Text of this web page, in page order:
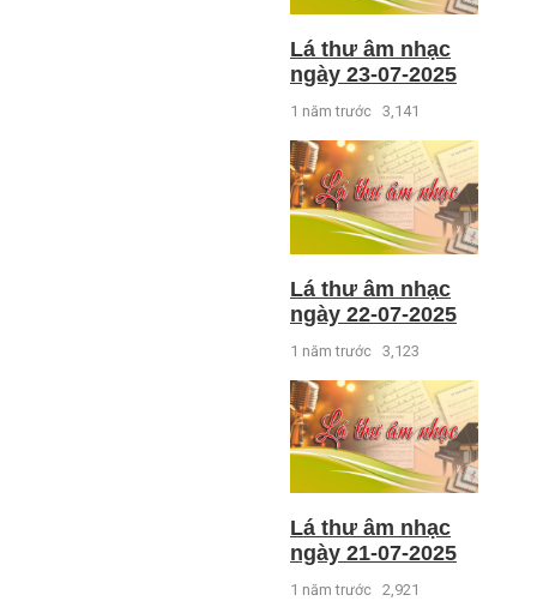
Lá thư âm nhạc
ngày 23-07-2025
1 năm trước 3,141
Lá thư âm nhạc
ngày 22-07-2025
1 năm trước 3,123
Lá thư âm nhạc
ngày 21-07-2025
1 năm trước 2,921